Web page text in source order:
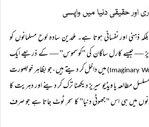
اور حقیقی دنیا میں واپسی
بلکہ ذہنی اور نفسانی ہوتا ہے۔ ملحدین سادہ لوح مسلمانوں کو
— جیسے کارل ساگان کی "کوسموس" — کے ذریعے ایک
میں داخل کر دیتے ہیں، جو بظاہر خوبصورت
مطالعہ یا ویڈیو سیریز دیکھنا ترک کر دینے اور دہریت کا
میں ہی اس "جھوٹی دنیا" کا سحر ٹوٹ جاتا ہے جو صرف